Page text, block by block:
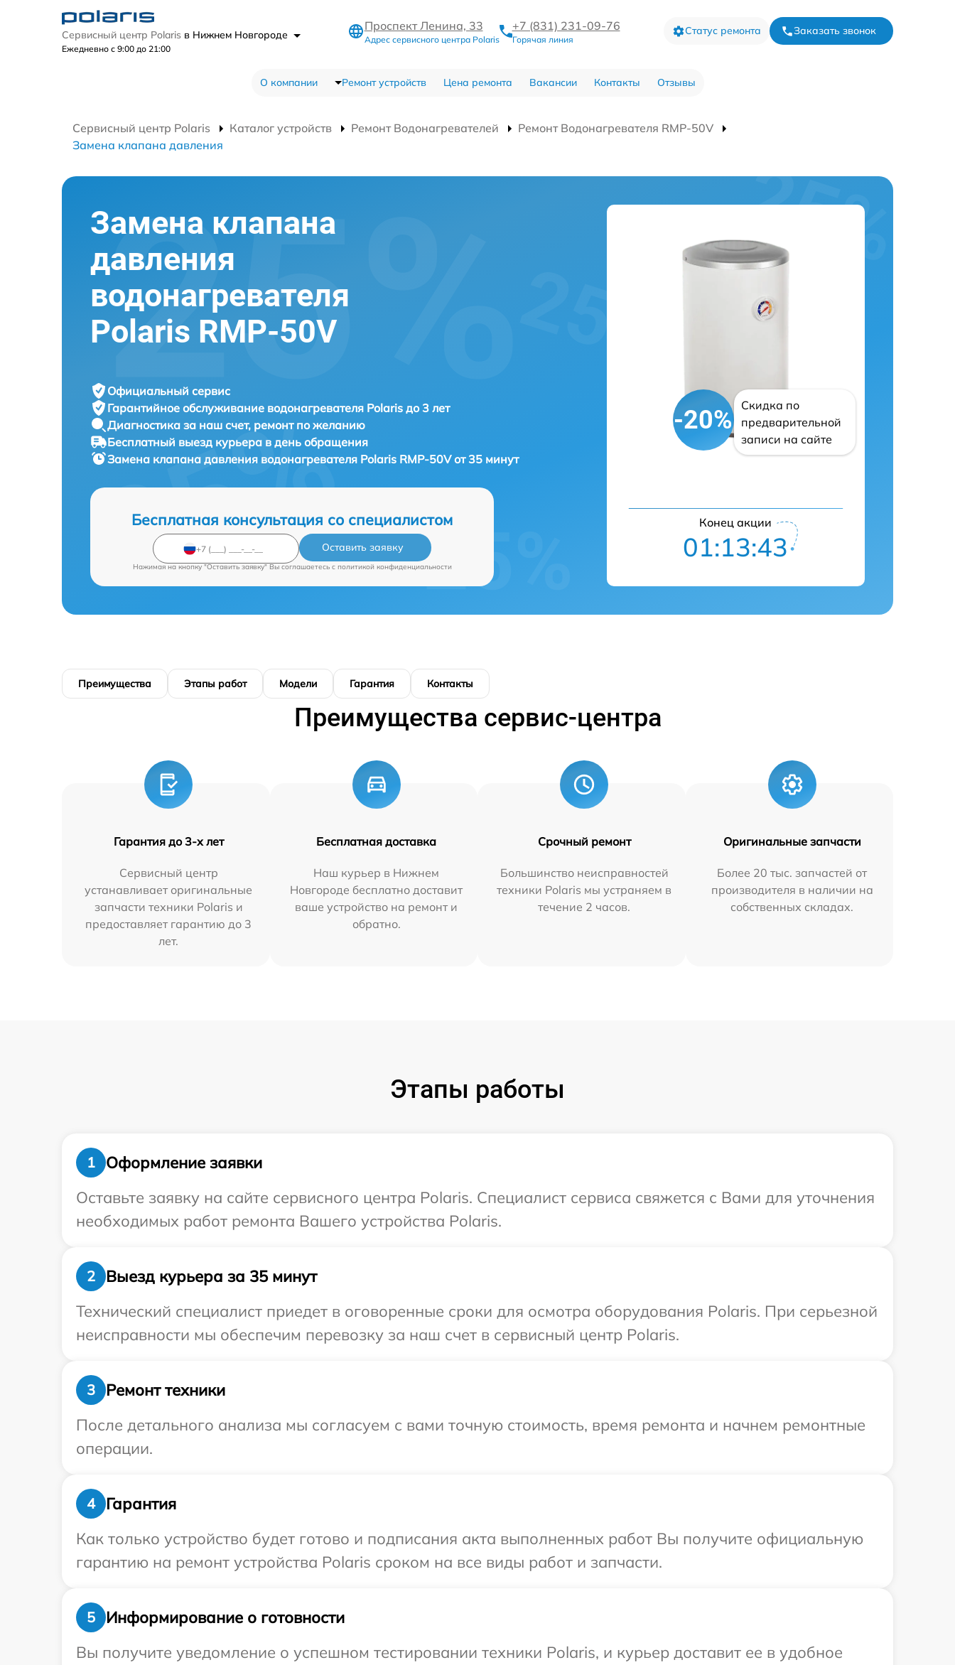
Сервисный центр Polaris в Нижнем Новгороде
Ежедневно с 9:00 до 21:00
Проспект Ленина, 33
Адрес сервисного центра Polaris
+7 (831) 231-09-76
Горячая линия
Статус ремонта Заказать звонок
О компании Ремонт устройств Цена ремонта Вакансии Контакты Отзывы
Сервисный центр Polaris Каталог устройств Ремонт Водонагревателей
Ремонт Водонагревателя RMP-50V
Замена клапана давления
Замена клапана
давления
водонагревателя
Polaris RMP-50V
Официальный сервис
Гарантийное обслуживание водонагревателя Polaris до 3 лет
Диагностика за наш счет, ремонт по желанию
Бесплатный выезд курьера в день обращения
Замена клапана давления водонагревателя Polaris RMP-50V от 35 минут
Бесплатная консультация со специалистом
Оставить заявку
Нажимая на кнопку "Оставить заявку" Вы соглашаетесь c политикой конфиденциальности
-20%
Скидка по
предварительной
записи на сайте
Конец акции
01:13:42
Преимущества Этапы работ Модели Гарантия Контакты
Преимущества сервис-центра
Гарантия до 3-х лет
Сервисный центр
устанавливает оригинальные
запчасти техники Polaris и
предоставляет гарантию до 3
лет.
Бесплатная доставка
Наш курьер в Нижнем
Новгороде бесплатно доставит
ваше устройство на ремонт и
обратно.
Срочный ремонт
Большинство неисправностей
техники Polaris мы устраняем в
течение 2 часов.
Оригинальные запчасти
Более 20 тыс. запчастей от
производителя в наличии на
собственных складах.
Этапы работы
1
Оформление заявки
Оставьте заявку на сайте сервисного центра Polaris. Специалист сервиса свяжется с Вами для уточнения
необходимых работ ремонта Вашего устройства Polaris.
2
Выезд курьера за 35 минут
Технический специалист приедет в оговоренные сроки для осмотра оборудования Polaris. При серьезной
неисправности мы обеспечим перевозку за наш счет в сервисный центр Polaris.
3
Ремонт техники
После детального анализа мы согласуем с вами точную стоимость, время ремонта и начнем ремонтные
операции.
4
Гарантия
Как только устройство будет готово и подписания акта выполненных работ Вы получите официальную
гарантию на ремонт устройства Polaris сроком на все виды работ и запчасти.
5
Информирование о готовности
Вы получите уведомление о успешном тестировании техники Polaris, и курьер доставит ее в удобное